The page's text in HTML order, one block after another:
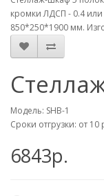
кромки ЛДСП - 0.4
850*250*1900 мм.
Модель: SHB-1
Сроки отгрузки: от 10
6843р.